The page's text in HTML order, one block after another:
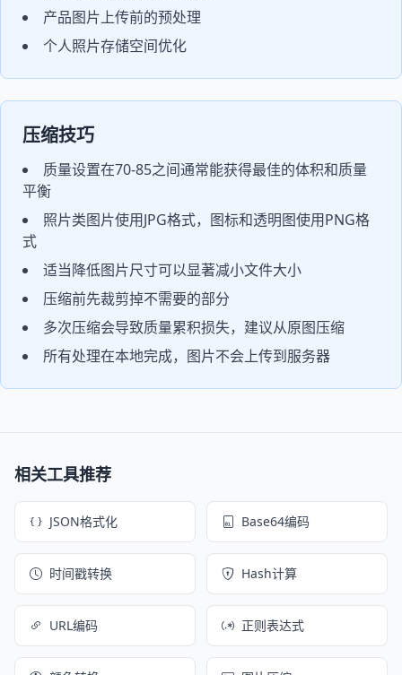
产品图片上传前的预处理
个人照片存储空间优化
压缩技巧
质量设置在70-85之间通常能获得最佳的体积和质量
平衡
照片类图片使用JPG格式，图标和透明图使用PNG格
式
适当降低图片尺寸可以显著减小文件大小
压缩前先裁剪掉不需要的部分
多次压缩会导致质量累积损失，建议从原图压缩
所有处理在本地完成，图片不会上传到服务器
相关工具推荐
JSON格式化 Base64编码
时间戳转换 Hash计算
URL编码 正则表达式